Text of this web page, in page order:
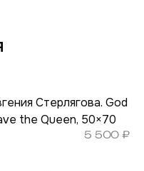
Стерлягова. God
the Queen, 50×70
5 500₽